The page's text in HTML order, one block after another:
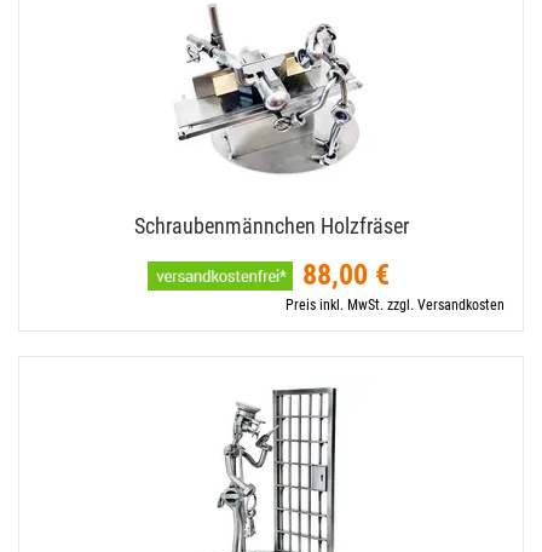
Schraubenmännchen Holzfräser
88,00 €
Preis inkl. MwSt. zzgl. Versandkosten